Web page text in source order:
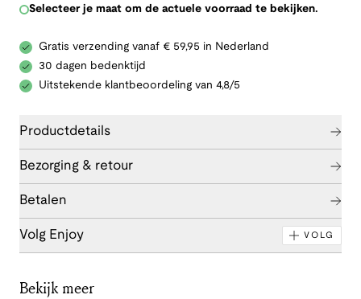
Selecteer je maat om de actuele voorraad te bekijken.
Gratis verzending vanaf € 59,95 in Nederland
30 dagen bedenktijd
Uitstekende klantbeoordeling van 4,8/5
Productdetails
Bezorging & retour
Betalen
Volg Enjoy VOLG
Bekijk meer